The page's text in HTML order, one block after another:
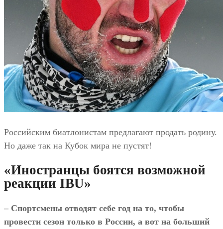
Российским биатлонистам предлагают продать родину.
Но даже так на Кубок мира не пустят!
«Иностранцы боятся возможной
реакции IBU»
– Спортсмены отводят себе год на то, чтобы
провести сезон только в России, а вот на больший